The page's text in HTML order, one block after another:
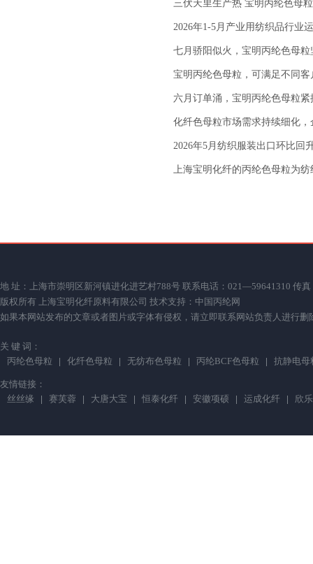
三伏天里生产热 宝明丙纶色母
2026年1-5月产业用纺织品行业
七月骄阳似火，宝明丙纶色母
宝明丙纶色母粒，可满足不同
六月订单涌，宝明丙纶色母粒
化纤色母粒市场需求持续细化
2026年5月纺织服装出口环比回
上海宝明化纤的丙纶色母粒为
地 址：上海市崇明区新河镇进化进艺村788号 联系电话：021—59641310 传
版权所有 上海宝明化纤原料有限公司 技术支持： 中国丙纶网
如果本网站发布的文章或者图片或字体有侵权，请立即联系网站负责人进行删
关 键 词：
丙纶色母粒
化纤色母粒 无纺布色母粒 丙纶BCF色母粒 抗静电母
友情链接：
丝丝缘
赛芙蓉 大唐大宝 恒泰化纤 安徽项硕 运成化纤 欣